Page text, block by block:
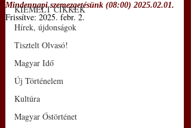
KIEMELT CIKKEK
Hírek, újdonságok
Tisztelt Olvasó!
Magyar Idő
Új Történelem
Kultúra
Magyar Őstörténet
Mindennapi szemezgetésünk (08:00) 2025.02.01.
Frissítve: 2025. febr. 2.